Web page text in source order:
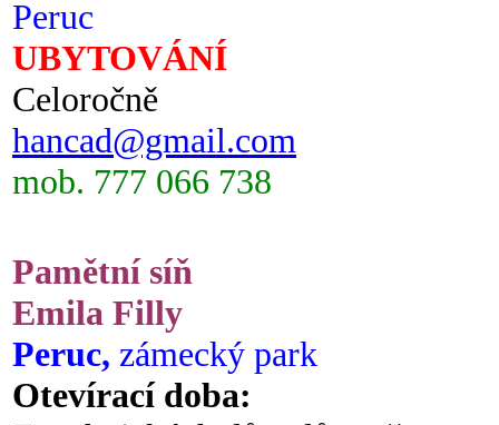
Peruc
UBYTOVÁNÍ
Celoročně
hancad@gmail.com
mob. 777 066 738
Pamětní síň
Emila Filly
Peruc, zámecký park
Otevírací doba: